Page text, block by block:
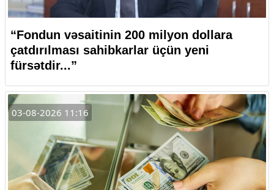
“Fondun vəsaitinin 200 milyon dollara
çatdırılması sahibkarlar üçün yeni
fürsətdir...”
03-08-2026 11:16